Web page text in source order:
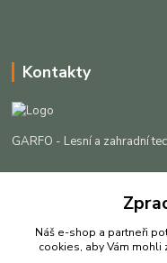
Kontakty
GARFO - Lesní a zahradní
+420 725
info@garfo.cz
Náš e-shop a partneři
cookies, aby Vám mohli